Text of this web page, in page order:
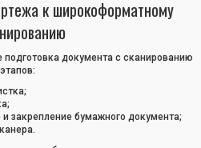
к широкоформатному
документа с сканированию
закрепление бумажного документа;